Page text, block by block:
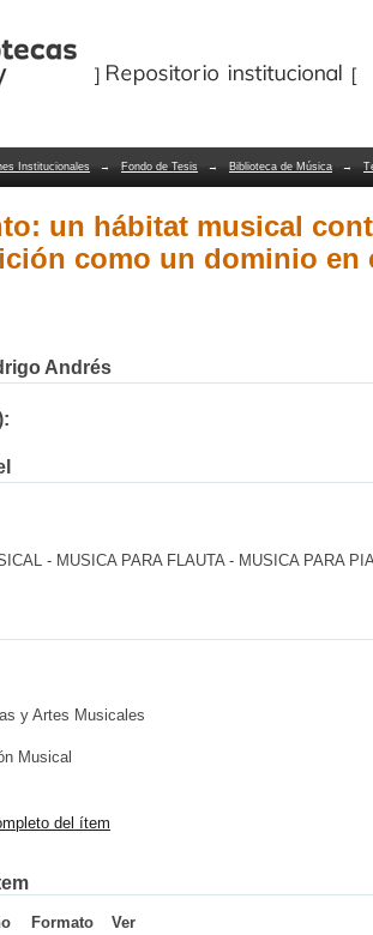
un hábitat musical
construcción
Manakin
Institucionales → Fondo de Tesis → Biblioteca de Música →
un hábitat musical
como un dominio en
Andrés
- MUSICA PARA FLAUTA - MUSICA PARA
y Artes Musicales
Musical
del ítem
Formato
Ver